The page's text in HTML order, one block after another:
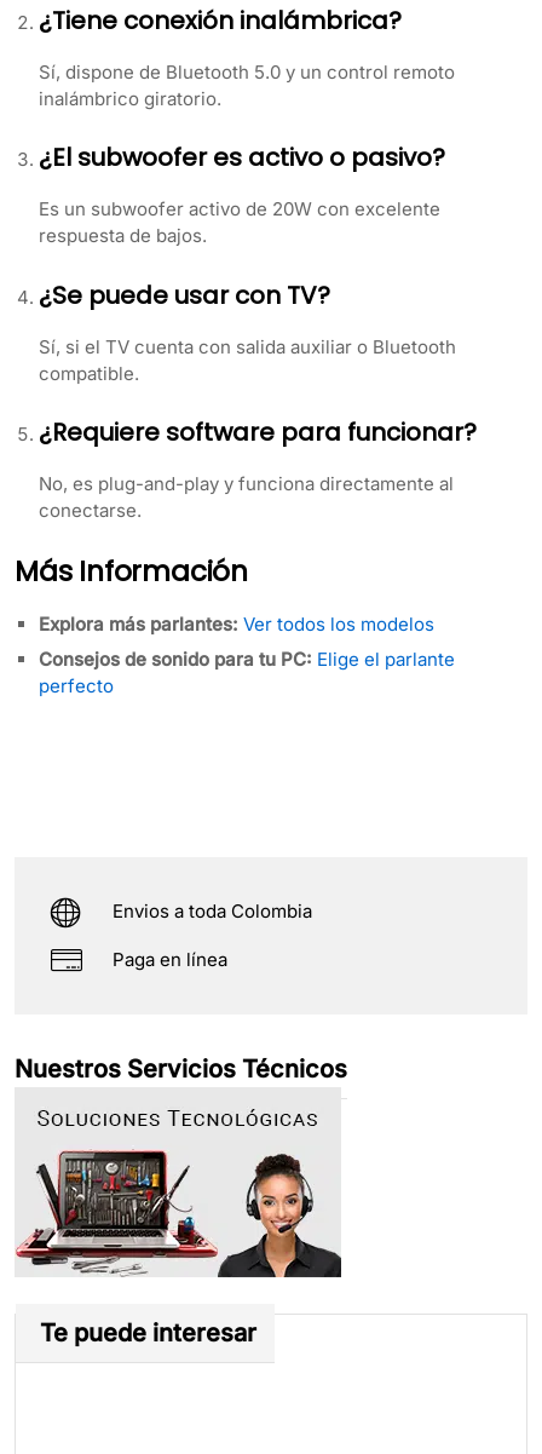
¿Tiene conexión inalámbrica?
Sí, dispone de Bluetooth 5.0 y un control remoto
inalámbrico giratorio.
¿El subwoofer es activo o pasivo?
Es un subwoofer activo de 20W con excelente
respuesta de bajos.
¿Se puede usar con TV?
Sí, si el TV cuenta con salida auxiliar o Bluetooth
compatible.
¿Requiere software para funcionar?
No, es plug-and-play y funciona directamente al
conectarse.
Más Información
Explora más parlantes: Ver todos los modelos
Consejos de sonido para tu PC: Elige el parlante
perfecto
Envios a toda Colombia
Paga en línea
Nuestros Servicios Técnicos
Te puede interesar